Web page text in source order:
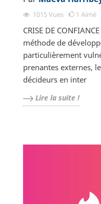
1015 Vues 1 Aimé
CRISE DE
méthode de
particulièrement
prenantes externes,
décideurs en inter
Lire la suite !